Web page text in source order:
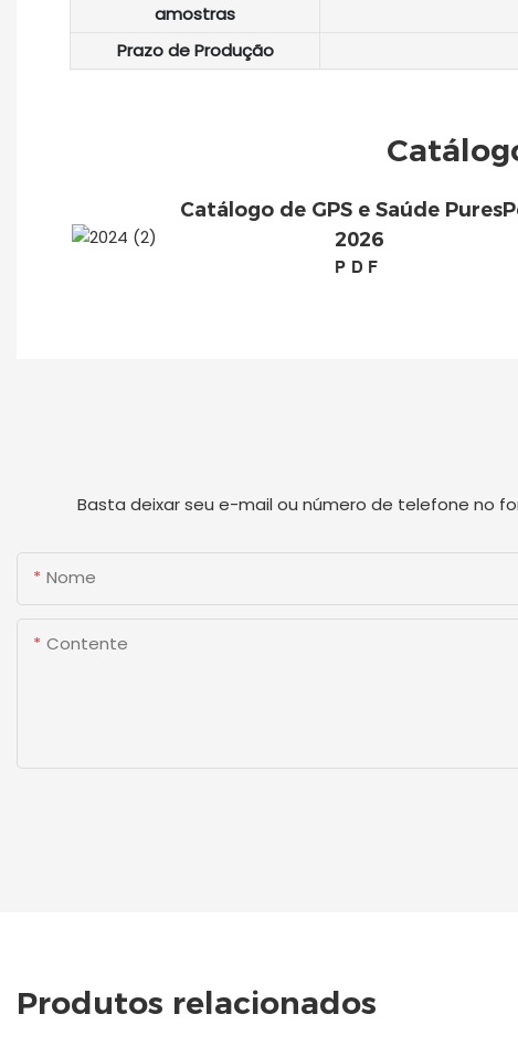
amostras
Prazo de Produção
Catálogo de GPS e Saúde
2026
PDF
Basta deixar seu e-mail ou número de telefone no
Nome
Contente
Produtos relacionados